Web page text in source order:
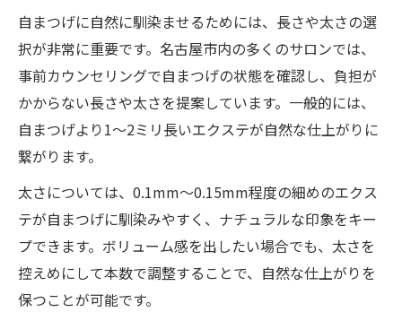
自まつげに自然に馴染ませるためには、長さや太さの選
択が非常に重要です。名古屋市内の多くのサロンでは、
事前カウンセリングで自まつげの状態を確認し、負担が
かからない長さや太さを提案しています。一般的には、
自まつげより1〜2ミリ長いエクステが自然な仕上がりに
繋がります。
太さについては、0.1mm〜0.15mm程度の細めのエクス
テが自まつげに馴染みやすく、ナチュラルな印象をキー
プできます。ボリューム感を出したい場合でも、太さを
控えめにして本数で調整することで、自然な仕上がりを
保つことが可能です。